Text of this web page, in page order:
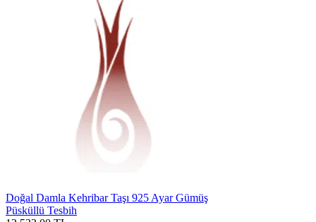
Doğal Damla Kehribar Taşı 925 Ayar Gümüş
Püsküllü Tesbih